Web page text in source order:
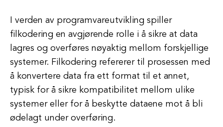
I verden av programvareutvikling spiller
filkodering en avgjørende rolle i å sikre at data
lagres og overføres nøyaktig mellom forskjellige
systemer. Filkodering refererer til prosessen med
å konvertere data fra ett format til et annet,
typisk for å sikre kompatibilitet mellom ulike
systemer eller for å beskytte dataene mot å bli
ødelagt under overføring.